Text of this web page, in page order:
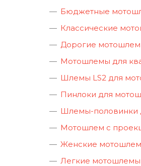
Бюджетные
Классические
Дорогие
Мотошлемы для
Шлемы LS2 для
Пинлоки для
Шлемы-половинки
Мотошлем с
Женские
Легкие мотошлемы